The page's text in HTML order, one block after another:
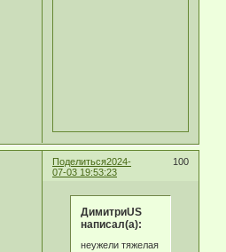
Поделиться 100
2024-
07-03 19:53:23
ДимитриUS
написал(а):
неужели тяжелая